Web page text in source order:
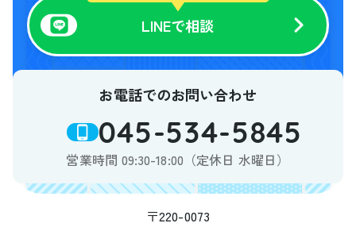
LINEで相談
お電話でのお問い合わせ
045-534-5845
営業時間 09:30-18:00（定休日 水曜日）
〒220-0073